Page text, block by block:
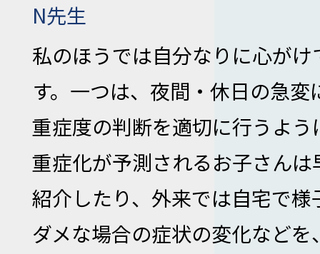
N先生
私のほうでは自分なりに心が
す。一つは、夜間・休日の急
重症度の判断を適切に行うよ
重症化が予測されるお子さん
紹介したり、外来では自宅で
ダメな場合の症状の変化など